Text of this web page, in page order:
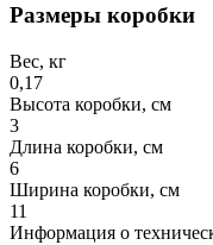
Размеры коробки
Вес, кг
0,17
Высота коробки, см
3
Длина коробки, см
6
Ширина коробки, см
11
Информация о